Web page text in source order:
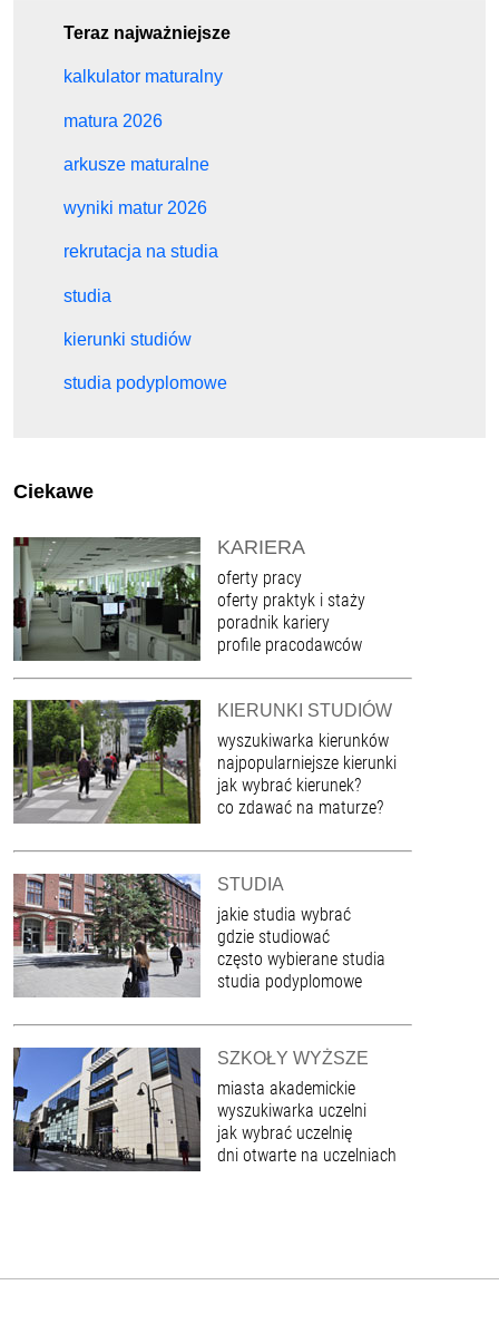
Teraz najważniejsze
kalkulator maturalny
matura 2026
arkusze maturalne
wyniki matur 2026
rekrutacja na studia
studia
kierunki studiów
studia podyplomowe
Ciekawe
KARIERA
oferty pracy
oferty praktyk i staży
poradnik kariery
profile pracodawców
KIERUNKI STUDIÓW
wyszukiwarka kierunków
najpopularniejsze kierunki
jak wybrać kierunek?
co zdawać na maturze?
STUDIA
jakie studia wybrać
gdzie studiować
często wybierane studia
studia podyplomowe
SZKOŁY WYŻSZE
miasta akademickie
wyszukiwarka uczelni
jak wybrać uczelnię
dni otwarte na uczelniach